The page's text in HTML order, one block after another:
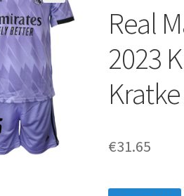
Real
2023
€31.65